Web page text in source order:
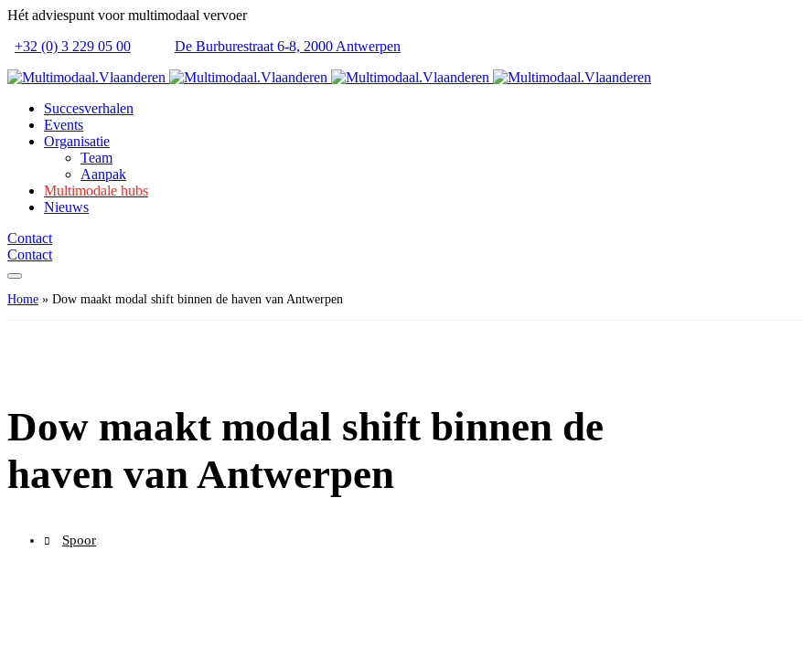
Hét adviespunt voor multimodaal vervoer
+32 (0) 3 229 05 00
De Burburestraat 6-8, 2000 Antwerpen
Succesverhalen
Events
Organisatie
Team
Aanpak
Multimodale hubs
Nieuws
Contact
Contact
Home » Dow maakt modal shift binnen de haven van Antwerpen
Dow maakt modal shift binnen de
haven van Antwerpen
Spoor